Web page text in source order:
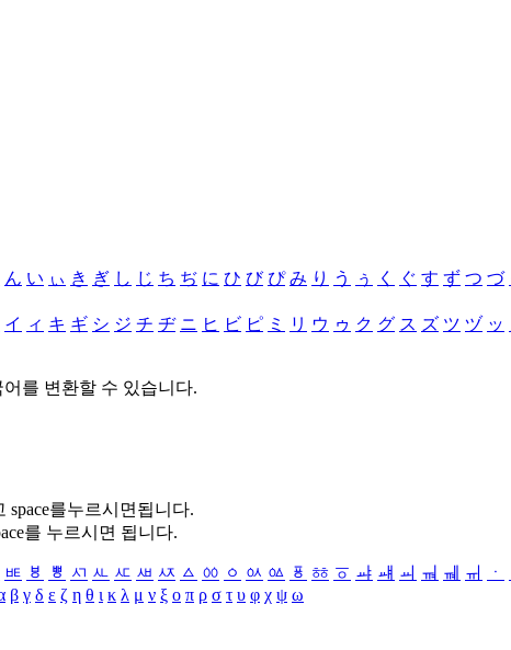
ん い ぃ き ぎ し じ ち ぢ に ひ び ぴ み り う ぅ く ぐ す ず つ づ
イ ィ キ ギ シ ジ チ ヂ ニ ヒ ビ ピ ミ リ ウ ゥ ク グ ス ズ ツ ヅ ッ
를 변환할 수 있습니다.
space를누르시면됩니다.
를 누르시면 됩니다.
ㅷ ㅸ ㅹ ㅺ ㅻ ㅼ ㅽ ㅾ ㅿ ㆀ ㆁ ㆂ ㆃ ㆄ ㆅ ㆆ ㆇ ㆈ ㆉ ㆊ ㆋ ㆌ ㆍ
β γ δ ε ζ η θ ι κ λ μ ν ξ ο π ρ σ τ υ φ χ ψ ω